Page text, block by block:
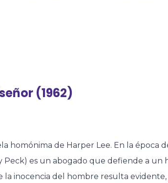
(1962)
homónima de Harper Lee. En la época
Peck) es un abogado que defiende a un
la inocencia del hombre resulta